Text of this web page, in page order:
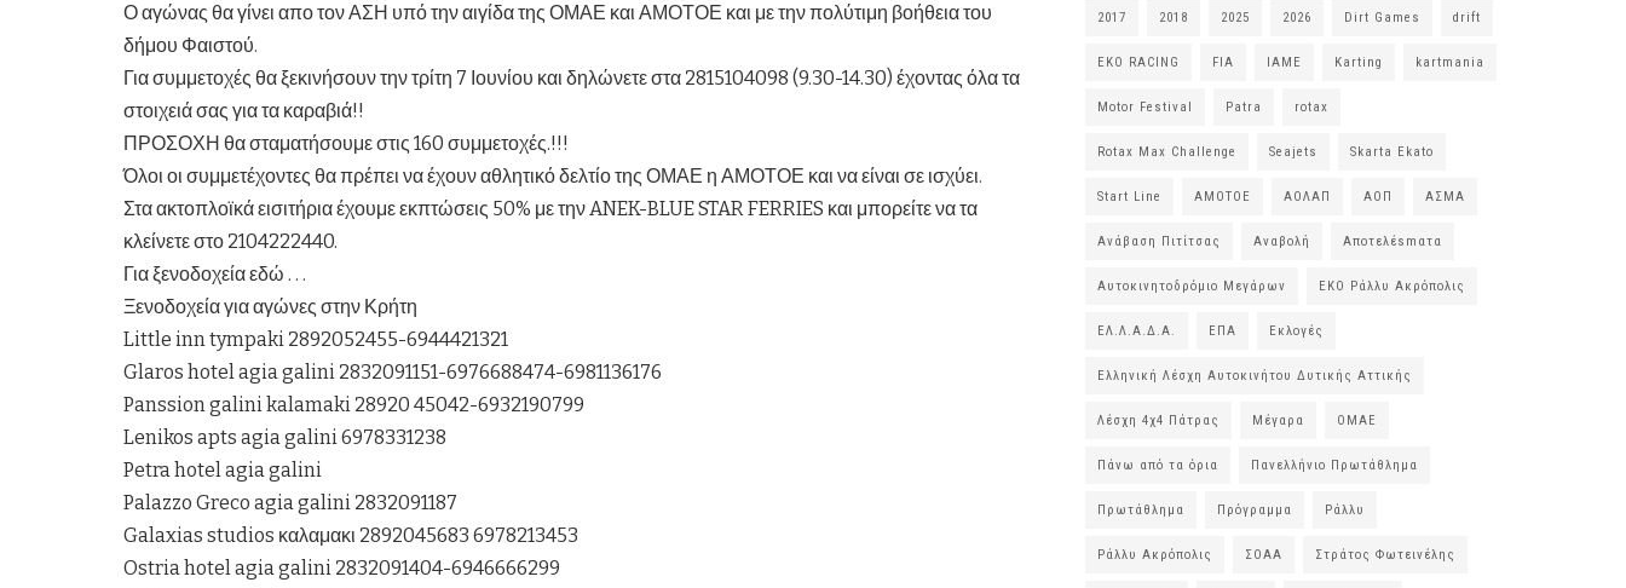
Ο αγώνας θα γίνει απο τον ΑΣΗ υπό την αιγίδα της ΟΜΑΕ και ΑΜΟΤΟΕ και με την πολύτιμη βοήθεια του
δήμου Φαιστού.
Για συμμετοχές θα ξεκινήσουν την τρίτη 7 Ιουνίου και δηλώνετε στα 2815104098 (9.30-14.30) έχοντας όλα τα
στοιχειά σας για τα καραβιά!!
ΠΡΟΣΟΧΗ θα σταματήσουμε στις 160 συμμετοχές.!!!
Όλοι οι συμμετέχοντες θα πρέπει να έχουν αθλητικό δελτίο της ΟΜΑΕ η ΑΜΟΤΟΕ και να είναι σε ισχύει.
Στα ακτοπλοϊκά εισιτήρια έχουμε εκπτώσεις 50% με την ANEK-BLUE STAR FERRIES και μπορείτε να τα
κλείνετε στο 2104222440.
Για ξενοδοχεία εδώ . . .
Ξενοδοχεία για αγώνες στην Κρήτη
Little inn tympaki 2892052455-6944421321
Glaros hotel agia galini 2832091151-6976688474-6981136176
Panssion galini kalamaki 28920 45042-6932190799
Lenikos apts agia galini 6978331238
Petra hotel agia galini
Palazzo Greco agia galini 2832091187
Galaxias studios καλαμακι 2892045683 6978213453
Ostria hotel agia galini 2832091404-6946666299
2017 2018 2025 2026 Dirt Games drift
EKO RACING FIA IAME Karting kartmania
Motor Festival Patra rotax
Rotax Max Challenge Seajets Skarta Ekato
Start Line ΑΜΟΤΟΕ ΑΟΛΑΠ ΑΟΠ ΑΣΜΑ
Ανάβαση Πιτίτσας Αναβολή Αποτελέsmατα
Αυτοκινητοδρόμιο Μεγάρων ΕΚΟ Ράλλυ Ακρόπολις
ΕΛ.Λ.Α.Δ.Α. ΕΠΑ Εκλογές
Ελληνική Λέσχη Αυτοκινήτου Δυτικής Αττικής
Λέσχη 4χ4 Πάτρας Μέγαρα ΟΜΑΕ
Πάνω από τα όρια Πανελλήνιο Πρωτάθλημα
Πρωτάθλημα Πρόγραμμα Ράλλυ
Ράλλυ Ακρόπολις ΣΟΑΑ Στράτος Φωτεινέλης